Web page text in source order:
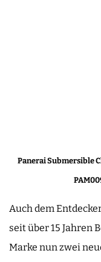
Panerai Submersible
Auch dem
seit über 15 Jahren
Marke nun zwei